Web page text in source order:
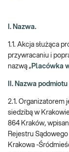
I. Nazwa.
1.1. Akcja służąca
przywracaniu i
nazwą „ Placówka
II. Nazwa
2.1. Organizatorem
siedzibą w
864 Kraków,
Rejestru
Krakowa -